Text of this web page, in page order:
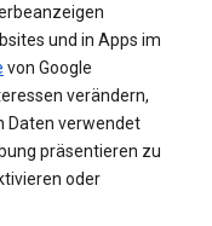
und in Apps im
von Google
verändern,
Daten verwendet
präsentieren zu
oder